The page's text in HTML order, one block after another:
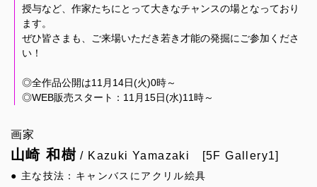
授与など、作家たちにとって大きなチャンスの場となっており
ます。
ぜひ皆さまも、ご来場いただき若き才能の発掘にご参加くださ
い！
◎全作品公開は11月14日(火)0時～
◎WEB販売スタート：11月15日(水)11時～
画家
山崎 和樹 / Kazuki Yamazaki [5F Gallery1]
● 主な技法：キャンバスにアクリル絵具